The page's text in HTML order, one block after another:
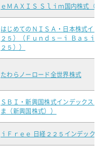
ｅＭＡＸＩＳ Ｓｌｉｍ国内株式（
はじめてのＮＩＳＡ・日本株式イ
２５）（Ｆｕｎｄｓ－ｉ Ｂａｓｉ
２５））
たわらノーロード全世界株式
ＳＢＩ・新興国株式インデックス
ま（新興国株式））
ｉＦｒｅｅ 日経２２５インデックス